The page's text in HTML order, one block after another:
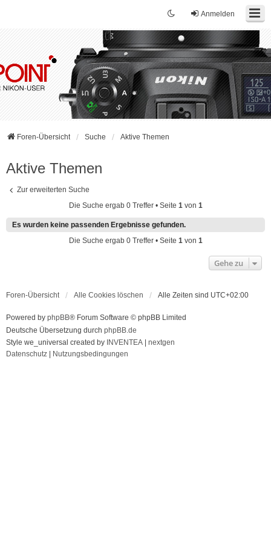
Anmelden
Foren-Übersicht Suche Aktive Themen
Aktive Themen
Zur erweiterten Suche
Die Suche ergab 0 Treffer • Seite 1von 1
Es wurden keine passenden Ergebnisse gefunden.
Die Suche ergab 0 Treffer • Seite 1von 1
Gehe zu
Foren-Übersicht Alle Cookies löschen Alle Zeiten sind UTC+02:00
Powered by phpBB® Forum Software © phpBB Limited
Deutsche Übersetzung durch phpBB.de
Style we_universal created by INVENTEA
nextgen
Datenschutz
Nutzungsbedingungen